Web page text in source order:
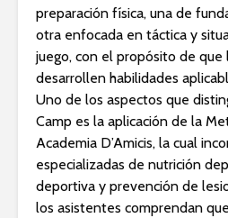
preparación física, una de
otra enfocada en táctica y
juego, con el propósito de que
desarrollen habilidades
Uno de los aspectos que
Camp es la aplicación de la
Academia D’Amicis, la cual
especializadas de nutrición
deportiva y prevención de
los asistentes comprendan